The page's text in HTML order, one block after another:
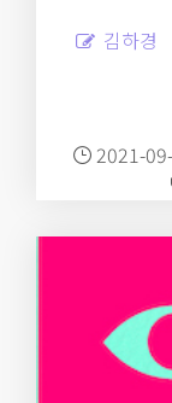
김하경
2021-